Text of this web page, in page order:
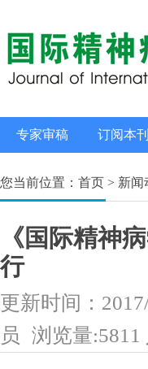
专家审稿 订阅本刊
您当前位置：首页 > 新闻
《国际精神
行
更新时间：
员
浏览量:5811